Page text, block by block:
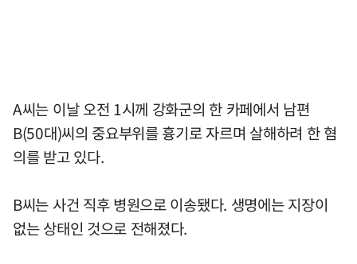
A씨는 이날 오전 1시께 강화군의 한 카페에서 남편
B(50대)씨의 중요부위를 흉기로 자르며 살해하려 한 혐
의를 받고 있다.
B씨는 사건 직후 병원으로 이송됐다. 생명에는 지장이
없는 상태인 것으로 전해졌다.